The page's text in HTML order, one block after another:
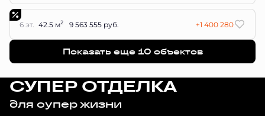
6 эт. 42.5 м2 9 563 555 руб. +1 400 280
Показать еще 10 объектов
СУПЕР ОТДЕЛКА
для супер жизни